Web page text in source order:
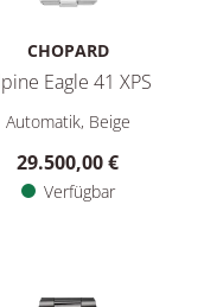
3035, Preis:
CHOPARD
Eagle 41 XPS
Alpine Eagle 41
Automatik, Beige
29.500,00 €
Verfügbar